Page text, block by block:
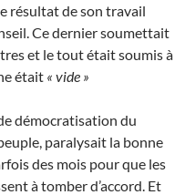
résultat de son travail
Ce dernier soumettait
et le tout était soumis à
était « vide »
démocratisation du
paralysait la bonne
des mois pour que les
à tomber d’accord. Et